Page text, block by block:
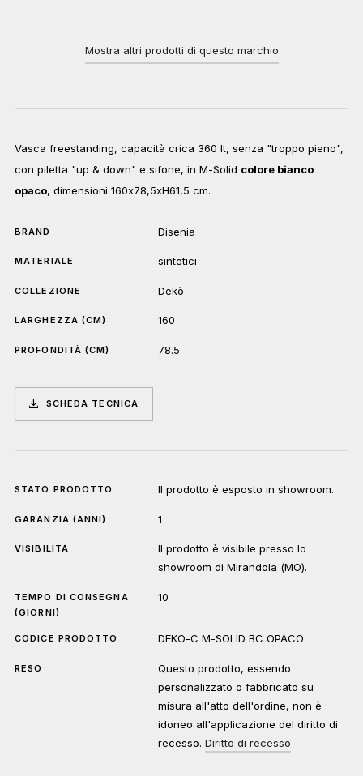
Mostra altri prodotti di questo marchio
Vasca freestanding, capacità crica 360 lt, senza "troppo pieno",
con piletta "up & down" e sifone, in M-Solid colore bianco
opaco, dimensioni 160x78,5xH61,5 cm.
BRAND Disenia
MATERIALE sintetici
COLLEZIONE Dekò
LARGHEZZA (CM) 160
PROFONDITÀ (CM) 78.5
SCHEDA TECNICA
STATO PRODOTTO Il prodotto è esposto in showroom.
GARANZIA (ANNI) 1
VISIBILITÀ
Il prodotto è visibile presso lo
showroom di Mirandola (MO).
TEMPO DI CONSEGNA
(GIORNI)
10
CODICE PRODOTTO DEKO-C M-SOLID BC OPACO
RESO
Questo prodotto, essendo
personalizzato o fabbricato su
misura all'atto dell'ordine, non è
idoneo all'applicazione del diritto di
recesso.Diritto di recesso